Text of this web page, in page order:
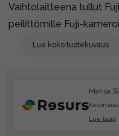
Vaihtolaitteena tullut
peilittömille Fuji-
Lue koko tuotekuvaus
Maksa
Lue lisää